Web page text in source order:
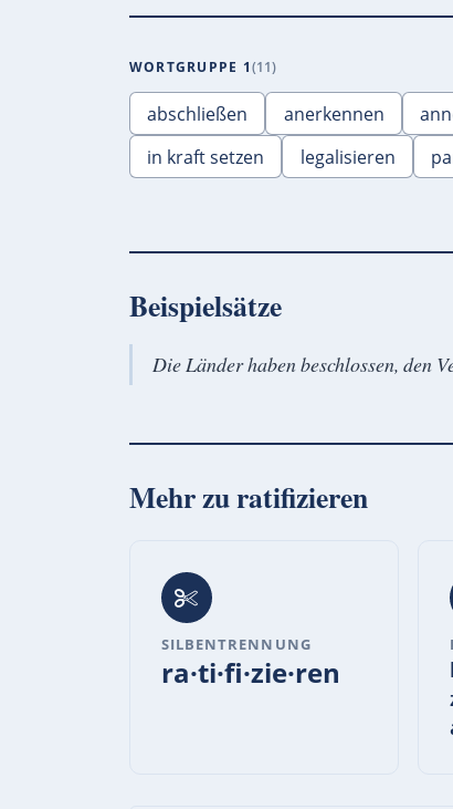
WORTGRUPPE 1 11
abschließen anerkennen
in kraft setzen
legalisieren
Beispielsätze
Die Länder haben beschlossen, den
Mehr zuratifizieren
SILBENTRENNUNG
ra·ti·fi·zie·ren